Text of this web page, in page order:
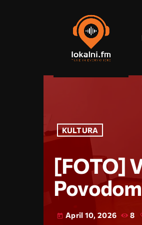
KULTURA
[FOTO]
today April 10, 2026 8